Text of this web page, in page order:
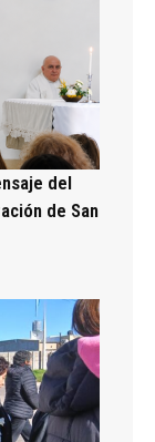
del
de San